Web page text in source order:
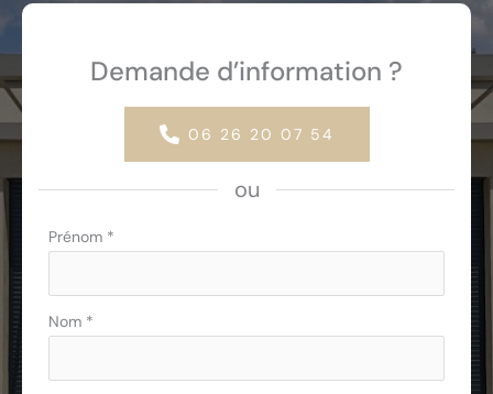
Demande d’information ?
06 26 20 07 54
ou
Formulaire
avec
téléphone
Prénom *
Nom *